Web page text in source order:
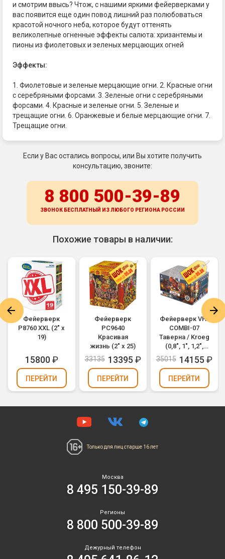
и смотрим ввысь? Чтож, с нашими яркими фейерверками у
вас появится еще один повод лишний раз полюбоваться
красотой ночного неба, которое будут оттенять
великолепные огненные эффекты салюта: хризантемы и
пионы из фиолетовых и зеленых мерцающих огней
Эффекты:
1. Фиолетовые и зеленые мерцающие огни. 2. Красные огни
с серебряными форсами. 3. Зеленые огни с серебряными
форсами. 4. Красные и зеленые огни. 5. Зеленые и
трещащие огни. 6. Оранжевые и белые мерцающие огни. 7.
Трещащие огни.
Если у Вас остались вопросы, или Вы хотите получить
консультацию, звоните:
8 800 500-39-89
ЗВОНОК БЕСПЛАТНЫЙ ИЗ ЛЮБОГО РЕГИОНА РОССИИ
Похожие товары в наличии:
Фейерверк
Р8760 XXL (2" х
19)
15800₽
ПЕРЕЙТИ
Фейерверк
РС9640
Красивая
жизнь (2" х 25)
33135 13395 ₽
ПЕРЕЙТИ
Фейерверк VH-
COMBI-07
Таверна / Kroeg
(0,8", 1", 1,2",
1,5" х 86)
35015 14155 ₽
ПЕРЕЙТИ
Только для лиц старше 16 лет
Москва
8 495 150-39-89
Регионы
8 800 500-39-89
Дежурный телефон